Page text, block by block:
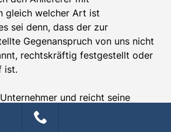
gleich welcher Art ist
sei denn, dass der zur
Gegenanspruch von uns nicht
rechtskräftig festgestellt oder
ist.
und reicht seine
nicht aus, um unsere sämtlichen
so bestimmen wir – auch bei